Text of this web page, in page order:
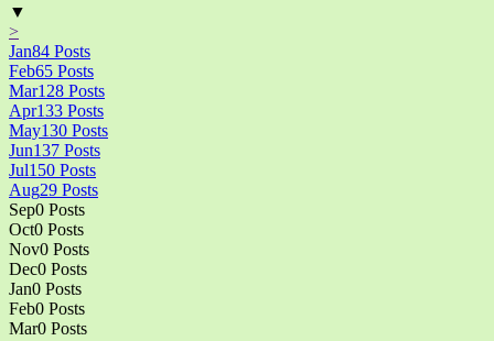
▼
>
Jan84 Posts
Feb65 Posts
Mar128 Posts
Apr133 Posts
May130 Posts
Jun137 Posts
Jul150 Posts
Aug29 Posts
Sep0 Posts
Oct0 Posts
Nov0 Posts
Dec0 Posts
Jan0 Posts
Feb0 Posts
Mar0 Posts